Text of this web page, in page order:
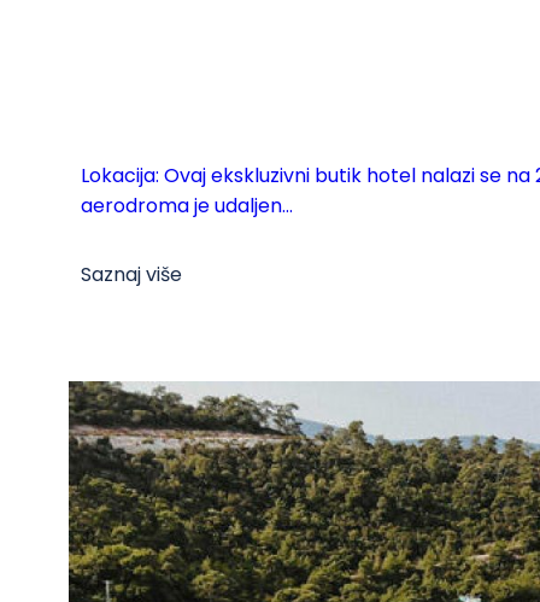
Lokacija: Ovaj ekskluzivni butik hotel nalazi se
aerodroma je udaljen...
Saznaj više